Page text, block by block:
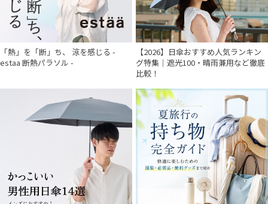
「熱」を「断」ち、 涼を感じる -
estaa 断熱パラソル -
【2026】日傘おすすめ人気ランキン
グ特集｜遮光100・晴雨兼用など徹底
比較！